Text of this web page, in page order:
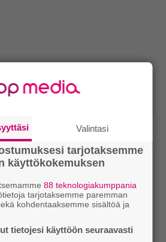
Valintasi
tarjotaksemme
käyttökokemuksen
88 teknologiakumppania
tarjotaksemme paremman
kohdentaaksemme sisältöä ja
tietojesi käyttöön seuraavasti